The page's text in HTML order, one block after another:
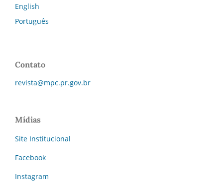
English
Português
Contato
revista@mpc.pr.gov.br
Mídias
Site Institucional
Facebook
Instagram